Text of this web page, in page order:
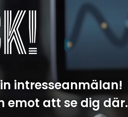
intresseanmälan!
emot att se dig där.